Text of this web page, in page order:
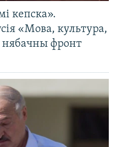
кепска».
«Мова, культура,
нябачны фронт